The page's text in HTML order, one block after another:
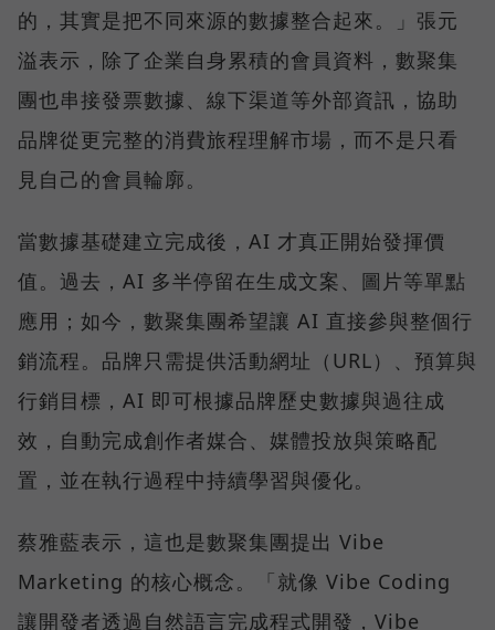
的，其實是把不同來源的數據整合起來。」張元
溢表示，除了企業自身累積的會員資料，數聚集
團也串接發票數據、線下渠道等外部資訊，協助
品牌從更完整的消費旅程理解市場，而不是只看
見自己的會員輪廓。
當數據基礎建立完成後，AI 才真正開始發揮價
值。過去，AI 多半停留在生成文案、圖片等單點
應用；如今，數聚集團希望讓 AI 直接參與整個行
銷流程。品牌只需提供活動網址（URL）、預算與
行銷目標，AI 即可根據品牌歷史數據與過往成
效，自動完成創作者媒合、媒體投放與策略配
置，並在執行過程中持續學習與優化。
蔡雅藍表示，這也是數聚集團提出 Vibe
Marketing 的核心概念。「就像 Vibe Coding
讓開發者透過自然語言完成程式開發，Vibe